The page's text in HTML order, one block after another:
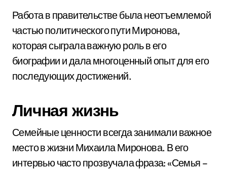
Работа в правительстве была неотъемлемой
частью политического пути Миронова,
которая сыграла важную роль в его
биографии и дала многоценный опыт для его
последующих достижений.
Личная жизнь
Семейные ценности всегда занимали важное
место в жизни Михаила Миронова. В его
интервью часто прозвучала фраза: «Семья –